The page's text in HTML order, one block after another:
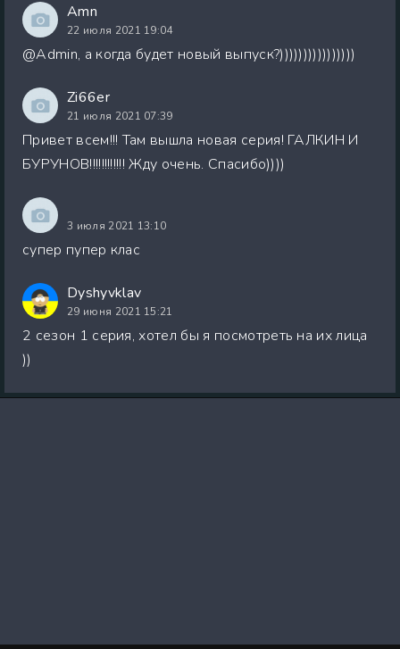
Amn
22 июля 2021 19:04
@Admin, а когда будет новый выпуск?))))))))))))))))
Zi66er
21 июля 2021 07:39
Привет всем!!! Там вышла новая серия! ГАЛКИН И
БУРУНОВ!!!!!!!!!!!! Жду очень. Спасибо))))
3 июля 2021 13:10
супер пупер клас
Dyshyvklav
29 июня 2021 15:21
2 сезон 1 серия, хотел бы я посмотреть на их лица
))